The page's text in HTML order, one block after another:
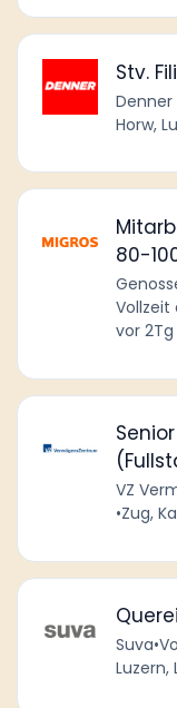
Stv.
Denner
Horw,
80-
Vollzeit
vor 2Tg
VZ
•Zug,
Suva•
Luzern,